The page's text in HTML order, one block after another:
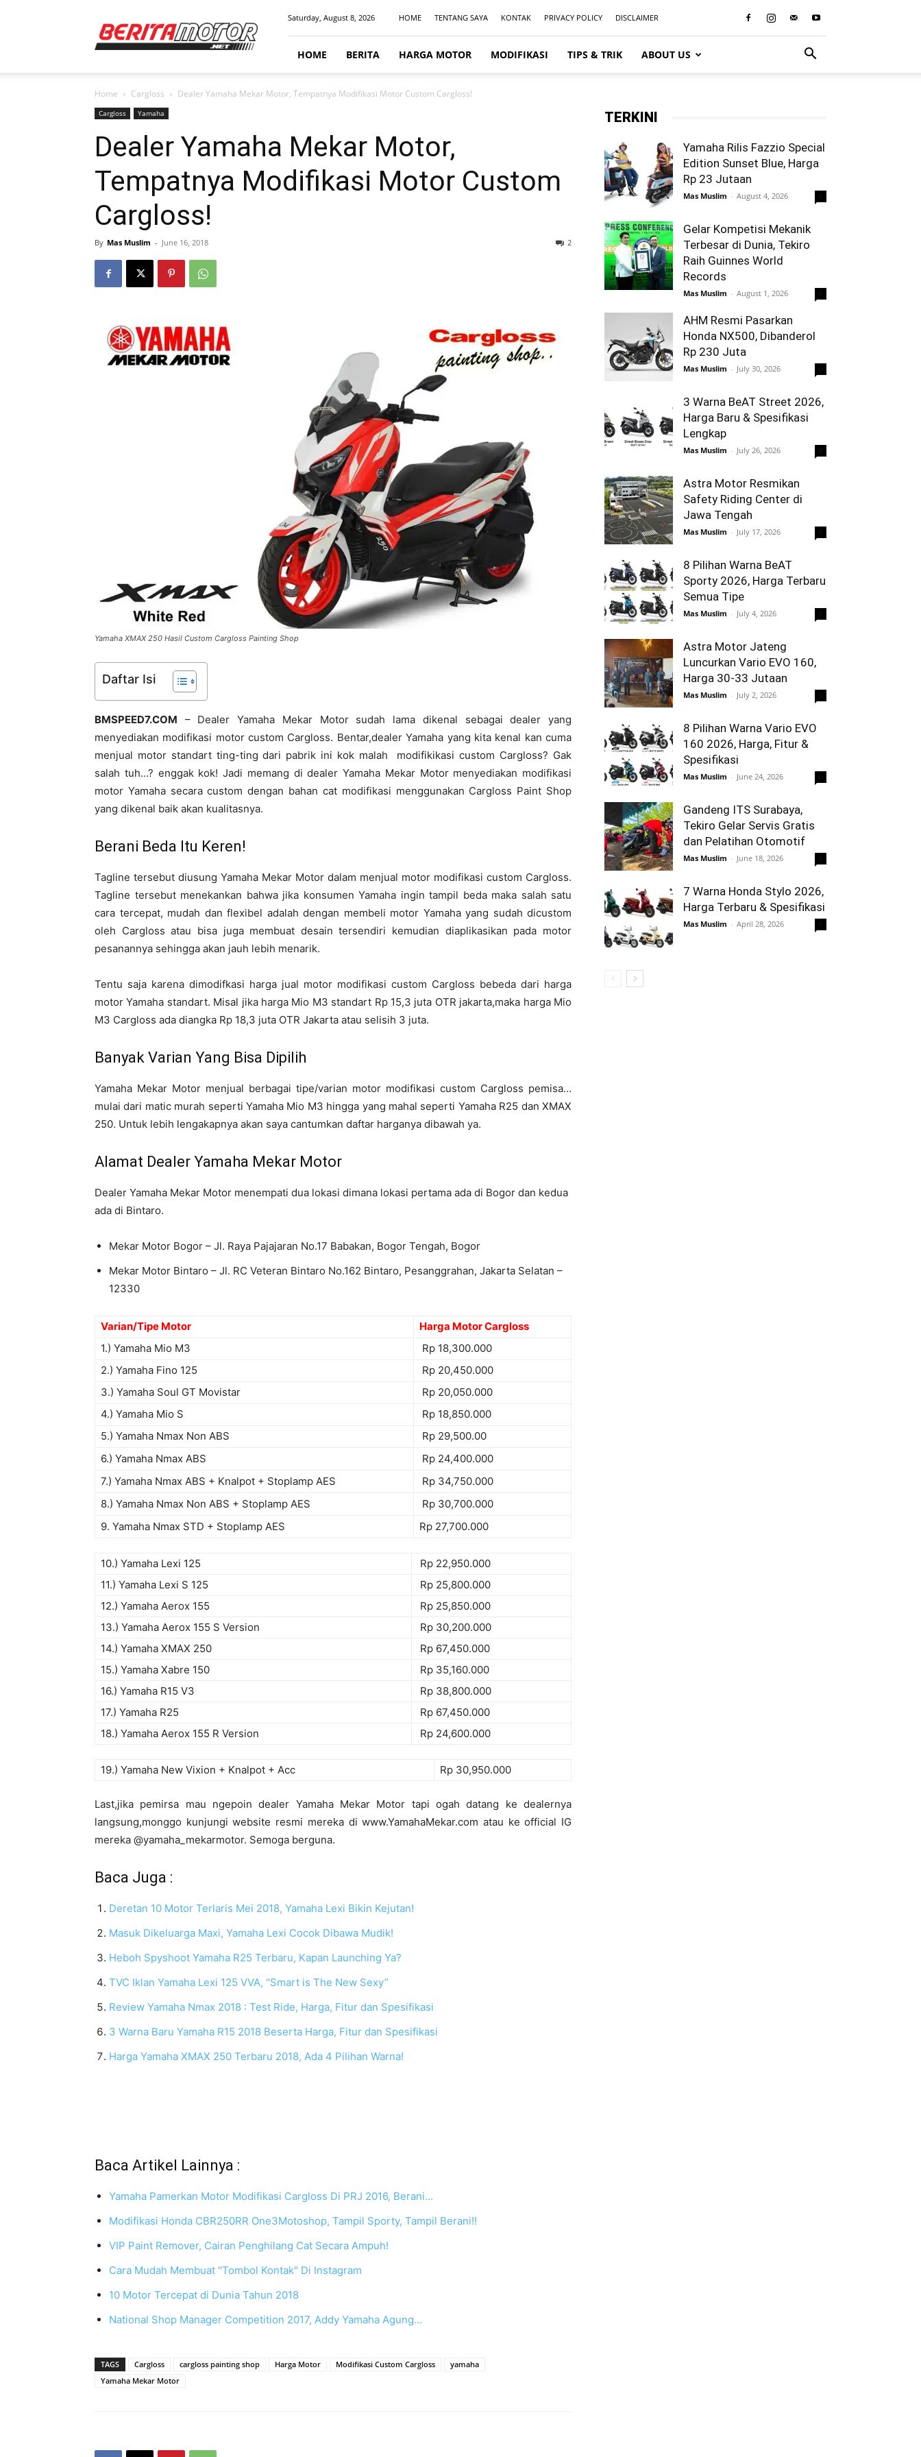
Saturday, August 8, 2026 HOME TENTANG SAYA KONTAK PRIVACY POLICY DISCLAIMER
HOME BERITA HARGA MOTOR MODIFIKASI TIPS & TRIK ABOUT US
Home Cargloss Dealer Yamaha Mekar Motor, Tempatnya Modifikasi Motor Custom Cargloss!
Cargloss Yamaha
Dealer Yamaha Mekar Motor,
Tempatnya Modifikasi Motor Custom
Cargloss!
By Mas Muslim - June 16, 2018 2
Yamaha XMAX 250 Hasil Custom Cargloss Painting Shop
Daftar Isi
BMSPEED7.COM – Dealer Yamaha Mekar Motor sudah lama dikenal sebagai dealer yang
menyediakan modifikasi motor custom Cargloss. Bentar,dealer Yamaha yang kita kenal kan cuma
menjual motor standart ting-ting dari pabrik ini kok malah modifikikasi custom Cargloss? Gak
salah tuh…? enggak kok! Jadi memang di dealer Yamaha Mekar Motor menyediakan modifikasi
motor Yamaha secara custom dengan bahan cat modifikasi menggunakan Cargloss Paint Shop
yang dikenal baik akan kualitasnya.
Berani Beda Itu Keren!
Tagline tersebut diusung Yamaha Mekar Motor dalam menjual motor modifikasi custom Cargloss.
Tagline tersebut menekankan bahwa jika konsumen Yamaha ingin tampil beda maka salah satu
cara tercepat, mudah dan flexibel adalah dengan membeli motor Yamaha yang sudah dicustom
oleh Cargloss atau bisa juga membuat desain tersendiri kemudian diaplikasikan pada motor
pesanannya sehingga akan jauh lebih menarik.
Tentu saja karena dimodifkasi harga jual motor modifikasi custom Cargloss bebeda dari harga
motor Yamaha standart. Misal jika harga Mio M3 standart Rp 15,3 juta OTR jakarta,maka harga Mio
M3 Cargloss ada diangka Rp 18,3 juta OTR Jakarta atau selisih 3 juta.
Banyak Varian Yang Bisa Dipilih
Yamaha Mekar Motor menjual berbagai tipe/varian motor modifikasi custom Cargloss pemisa…
mulai dari matic murah seperti Yamaha Mio M3 hingga yang mahal seperti Yamaha R25 dan XMAX
250. Untuk lebih lengakapnya akan saya cantumkan daftar harganya dibawah ya.
Alamat Dealer Yamaha Mekar Motor
Dealer Yamaha Mekar Motor menempati dua lokasi dimana lokasi pertama ada di Bogor dan kedua
ada di Bintaro.
Mekar Motor Bogor – Jl. Raya Pajajaran No.17 Babakan, Bogor Tengah, Bogor
Mekar Motor Bintaro – Jl. RC Veteran Bintaro No.162 Bintaro, Pesanggrahan, Jakarta Selatan –
12330
Varian/Tipe Motor
Harga Motor Cargloss
1.) Yamaha Mio M3
Rp 18,300.000
2.) Yamaha Fino 125
Rp 20,450.000
3.) Yamaha Soul GT Movistar
Rp 20,050.000
4.) Yamaha Mio S
Rp 18,850.000
5.) Yamaha Nmax Non ABS
Rp 29,500.00
6.) Yamaha Nmax ABS
Rp 24,400.000
7.) Yamaha Nmax ABS + Knalpot + Stoplamp AES
Rp 34,750.000
8.) Yamaha Nmax Non ABS + Stoplamp AES
Rp 30,700.000
9. Yamaha Nmax STD + Stoplamp AES
Rp 27,700.000
10.) Yamaha Lexi 125
Rp 22,950.000
11.) Yamaha Lexi S 125
Rp 25,800.000
12.) Yamaha Aerox 155
Rp 25,850.000
13.) Yamaha Aerox 155 S Version
Rp 30,200.000
14.) Yamaha XMAX 250
Rp 67,450.000
15.) Yamaha Xabre 150
Rp 35,160.000
16.) Yamaha R15 V3
Rp 38,800.000
17.) Yamaha R25
Rp 67,450.000
18.) Yamaha Aerox 155 R Version
Rp 24,600.000
19.) Yamaha New Vixion + Knalpot + Acc Rp 30,950.000
Last,jika pemirsa mau ngepoin dealer Yamaha Mekar Motor tapi ogah datang ke dealernya
langsung,monggo kunjungi website resmi mereka di www.YamahaMekar.com atau ke official IG
mereka @yamaha_mekarmotor. Semoga berguna.
Baca Juga :
Deretan 10 Motor Terlaris Mei 2018, Yamaha Lexi Bikin Kejutan!
Masuk Dikeluarga Maxi, Yamaha Lexi Cocok Dibawa Mudik!
Heboh Spyshoot Yamaha R25 Terbaru, Kapan Launching Ya?
TVC Iklan Yamaha Lexi 125 VVA, “Smart is The New Sexy”
Review Yamaha Nmax 2018 : Test Ride, Harga, Fitur dan Spesifikasi
3 Warna Baru Yamaha R15 2018 Beserta Harga, Fitur dan Spesifikasi
Harga Yamaha XMAX 250 Terbaru 2018, Ada 4 Pilihan Warna!
Baca Artikel Lainnya :
Yamaha Pamerkan Motor Modifikasi Cargloss Di PRJ 2016, Berani…
Modifikasi Honda CBR250RR One3Motoshop, Tampil Sporty, Tampil Berani!!
VIP Paint Remover, Cairan Penghilang Cat Secara Ampuh!
Cara Mudah Membuat "Tombol Kontak" Di Instagram
10 Motor Tercepat di Dunia Tahun 2018
National Shop Manager Competition 2017, Addy Yamaha Agung…
TAGS Cargloss cargloss painting shop Harga Motor Modifikasi Custom Cargloss
yamaha
Yamaha Mekar Motor
TERKINI
Yamaha Rilis Fazzio Special
Edition Sunset Blue, Harga
Rp 23 Jutaan
Mas Muslim - August 4, 2026
Gelar Kompetisi Mekanik
Terbesar di Dunia, Tekiro
Raih Guinnes World
Records
Mas Muslim - August 1, 2026
AHM Resmi Pasarkan
Honda NX500, Dibanderol
Rp 230 Juta
Mas Muslim - July 30, 2026
3 Warna BeAT Street 2026,
Harga Baru & Spesifikasi
Lengkap
Mas Muslim - July 26, 2026
Astra Motor Resmikan
Safety Riding Center di
Jawa Tengah
Mas Muslim - July 17, 2026
8 Pilihan Warna BeAT
Sporty 2026, Harga Terbaru
Semua Tipe
Mas Muslim - July 4, 2026
Astra Motor Jateng
Luncurkan Vario EVO 160,
Harga 30-33 Jutaan
Mas Muslim - July 2, 2026
8 Pilihan Warna Vario EVO
160 2026, Harga, Fitur &
Spesifikasi
Mas Muslim - June 24, 2026
Gandeng ITS Surabaya,
Tekiro Gelar Servis Gratis
dan Pelatihan Otomotif
Mas Muslim - June 18, 2026
7 Warna Honda Stylo 2026,
Harga Terbaru & Spesifikasi
Mas Muslim - April 28, 2026